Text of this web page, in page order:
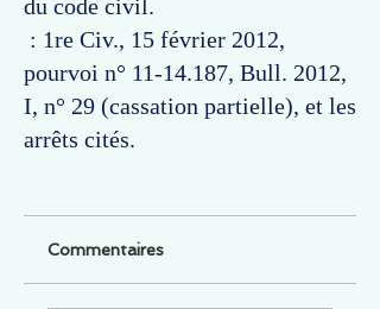
du code civil.
: 1re Civ., 15 février 2012,
pourvoi n° 11-14.187, Bull. 2012,
I, n° 29 (cassation partielle), et les
arrêts cités.
Commentaires